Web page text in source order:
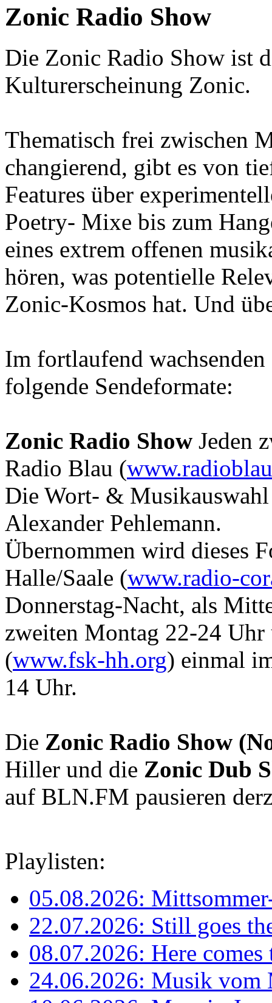
Zonic Radio Show
Die Zonic Radio Show ist
Kulturerscheinung Zonic.
Thematisch frei zwischen
changierend, gibt es von
Features über
Poetry- Mixe bis zum
eines extrem offenen
hören, was potentielle
Zonic-Kosmos hat. Und
Im fortlaufend
folgende Sendeformate:
Zonic Radio Show Jeden
Radio Blau (
Die Wort- &
Alexander Pehlemann.
Übernommen wird dieses
Halle/Saale (www.radio-
Donnerstag-Nacht, als
zweiten Montag 22-24
(www.fsk-hh.org) einmal
14 Uhr.
Die Zonic Radio Show
Hiller und die Zonic Dub
auf BLN.FM pausieren
Playlisten:
05.08.2026:
22.07.2026: Still goes
08.07.2026: Here
24.06.2026: Musik